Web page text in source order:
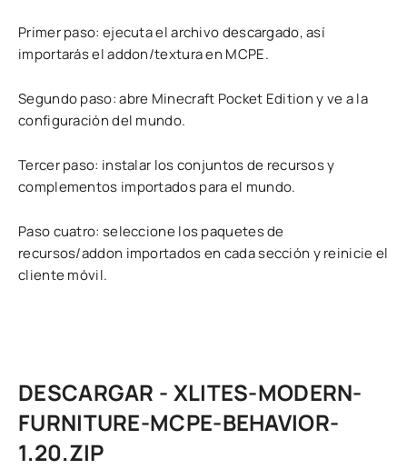
Primer paso: ejecuta el archivo descargado, así
importarás el addon/textura en MCPE.
Segundo paso: abre Minecraft Pocket Edition y ve a la
configuración del mundo.
Tercer paso: instalar los conjuntos de recursos y
complementos importados para el mundo.
Paso cuatro: seleccione los paquetes de
recursos/addon importados en cada sección y reinicie el
cliente móvil.
DESCARGAR - XLITES-MODERN-
FURNITURE-MCPE-BEHAVIOR-
1.20.ZIP